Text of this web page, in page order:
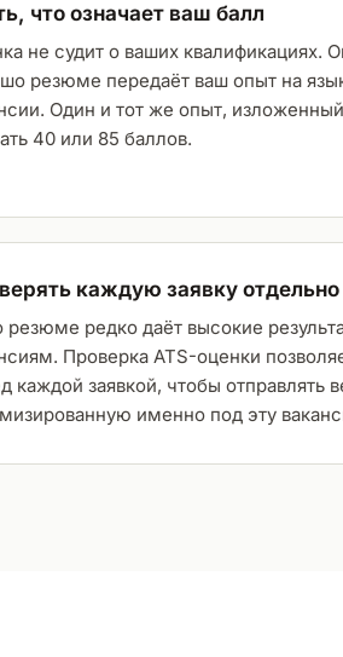
что означает ваш балл
не судит о ваших квалификациях.
резюме передаёт ваш опыт на
Один и тот же опыт,
40 или 85 баллов.
каждую заявку отдельно
резюме редко даёт высокие
Проверка ATS-оценки
каждой заявкой, чтобы отправлять
именно под эту